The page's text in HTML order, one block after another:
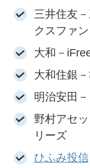
三井住友
クスファ
大和－
大和住銀
明治安田
野村アセ
リーズ
ひふみ投信